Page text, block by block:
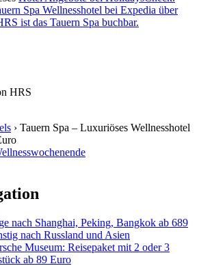
Spa Wellnesshotel bei Expedia über
ist das Tauern Spa buchbar.
HRS
› Tauern Spa – Luxuriöses Wellnesshotel
nach Shanghai, Peking, Bangkok ab 689
nach Russland und Asien
Museum: Reisepaket mit 2 oder 3
ab 89 Euro